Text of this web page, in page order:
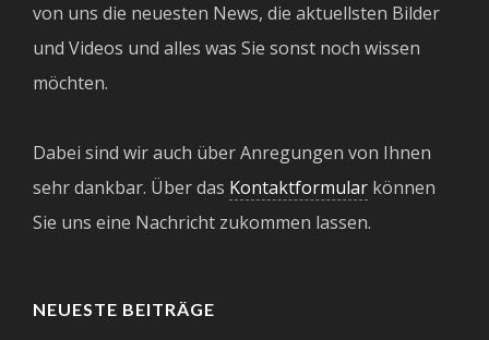
von uns die neuesten News, die aktuellsten Bilder
und Videos und alles was Sie sonst noch wissen
möchten.
Dabei sind wir auch über Anregungen von Ihnen
sehr dankbar. Über das Kontaktformular können
Sie uns eine Nachricht zukommen lassen.
NEUESTE BEITRÄGE